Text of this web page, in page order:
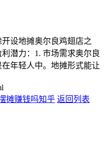
设地摊奥尔良鸡翅店之
潜力：1. 市场需求奥尔良
年轻人中。地摊形式能让
摊赚钱吗知乎 返回列表